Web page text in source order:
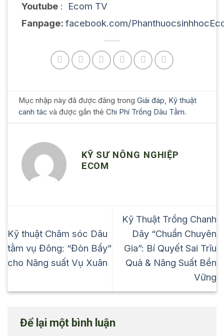
Youtube:
Ecom TV
Fanpage: facebook.com/
Mục nhập này đã được đăng trongGiải đáp, Kỹ thuật
canh tác và được gắn thẻChi Phí Trồng Dâu Tằm.
KỸ SƯ NÔNG NGHIỆP
ECOM
Kỹ thuật Chăm sóc Dâu
tằm vụ Đông: “Đòn Bẩy”
cho Năng suất Vụ Xuân
Kỹ Thuật Trồng Chanh
Dây “Chuẩn Chuyên
Gia”: Bí Quyết Sai Trĩu
Quả & Năng Suất Bền
Vững
Để lại một bình luận